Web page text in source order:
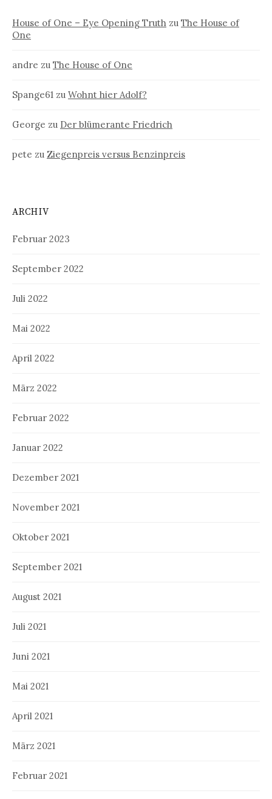
House of One – Eye Opening Truth zu The House of
One
andre zu The House of One
Spange61 zu Wohnt hier Adolf?
George zu Der blümerante Friedrich
pete zu Ziegenpreis versus Benzinpreis
ARCHIV
Februar 2023
September 2022
Juli 2022
Mai 2022
April 2022
März 2022
Februar 2022
Januar 2022
Dezember 2021
November 2021
Oktober 2021
September 2021
August 2021
Juli 2021
Juni 2021
Mai 2021
April 2021
März 2021
Februar 2021